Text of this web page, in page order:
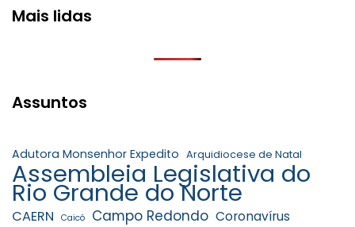
Mais lidas
Assuntos
Adutora Monsenhor Expedito Arquidiocese de Natal
Assembleia Legislativa do
Rio Grande do Norte
CAERN Caicó Campo Redondo Coronavírus